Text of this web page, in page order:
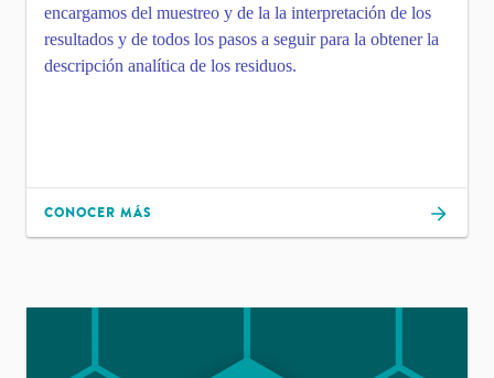
encargamos del muestreo y de la la interpretación de los
resultados y de todos los pasos a seguir para la obtener la
descripción analítica de los residuos.
CONOCER MÁS